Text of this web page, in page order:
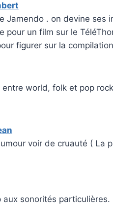
Jamendo . on devine ses
pour un film sur le
figurer sur la
world, folk et pop
voir de cruauté (
aux sonorités